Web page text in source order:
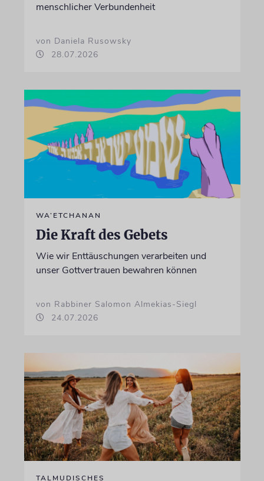
menschlicher Verbundenheit
von Daniela Rusowsky
28.07.2026
WA’ETCHANAN
Die Kraft des Gebets
Wie wir Enttäuschungen verarbeiten und
unser Gottvertrauen bewahren können
von Rabbiner Salomon Almekias-Siegl
24.07.2026
TALMUDISCHES